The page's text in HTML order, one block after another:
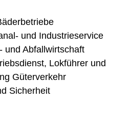
und Industrieservice
und Abfallwirtschaft
Lokführer und
Güterverkehr
Sicherheit